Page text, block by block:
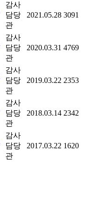
감사
담당
관
2021.05.28 3091
감사
담당
관
2020.03.31 4769
감사
담당
관
2019.03.22 2353
감사
담당
관
2018.03.14 2342
감사
담당
관
2017.03.22 1620